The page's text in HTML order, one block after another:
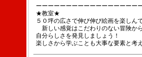
ーーーーーーーーーーーーーーーーー
★教室★
５０坪の広さで伸び伸び絵画を楽しん
新しい感覚はこだわりのない冒険か
自分らしさを発見しましょう！
楽しさから学ぶことも大事な要素と考